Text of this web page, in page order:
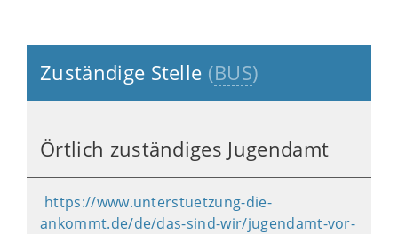
Zuständige Stelle (BUS)
Örtlich zuständiges Jugendamt
https://www.unterstuetzung-die-
ankommt.de/de/das-sind-wir/jugendamt-vor-